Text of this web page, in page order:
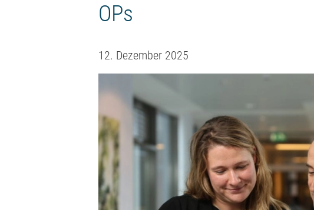
OPs
12. Dezember 2025